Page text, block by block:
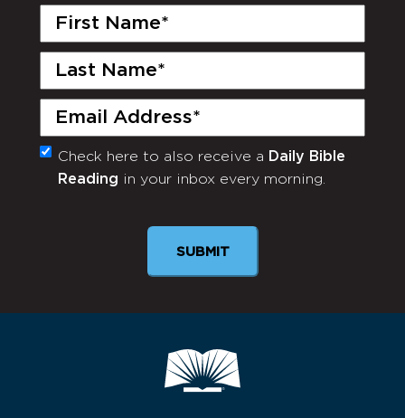
First
Last
Email
(Required)
Monthly
Newsletter
Check here to also receive a Daily Bible
Reading in your inbox every morning.